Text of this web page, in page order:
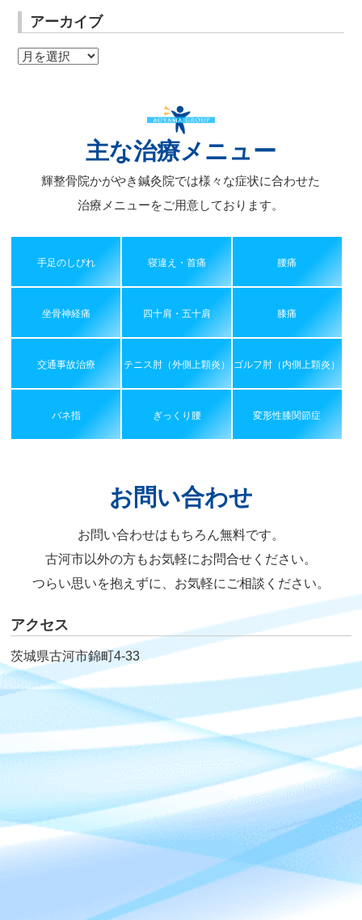
アーカイブ
ア
主な治療メニュー
輝整骨院かがやき鍼灸院では様々な症状に合わせた
治療メニューをご用意しております。
手足のしびれ 寝違え・首痛 腰痛
坐骨神経痛 四十肩・五十肩 膝痛
交通事故治療 テニス肘（外側上顆炎） ゴルフ肘（内側上顆炎）
バネ指 ぎっくり腰 変形性膝関節症
お問い合わせ
お問い合わせはもちろん無料です。
古河市以外の方もお気軽にお問合せください。
つらい思いを抱えずに、お気軽にご相談ください。
アクセス
茨城県古河市錦町4-33